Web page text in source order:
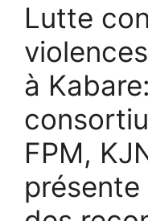
Lutte
à
FPM,